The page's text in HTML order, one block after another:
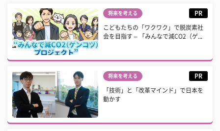
将来を考える PR
こどもたちの「ワクワク」で脱炭素社
会を目指す – 「みんなで減CO2（ゲ...
将来を考える PR
「技術」と「改革マインド」で日本を
動かす